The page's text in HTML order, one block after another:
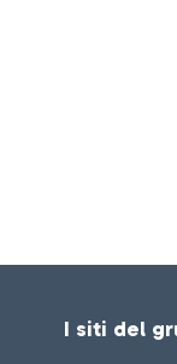
I siti del